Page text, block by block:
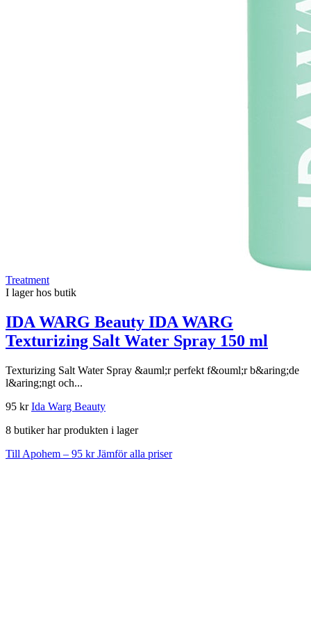
Treatment
I lager hos butik
IDA WARG Beauty IDA WARG
Texturizing Salt Water Spray 150 ml
Texturizing Salt Water Spray &auml;r perfekt f&ouml;r b&aring;de
l&aring;ngt och...
95 krIda Warg Beauty
8 butiker har produkten i lager
Till Apohem – 95 krJämför alla priser